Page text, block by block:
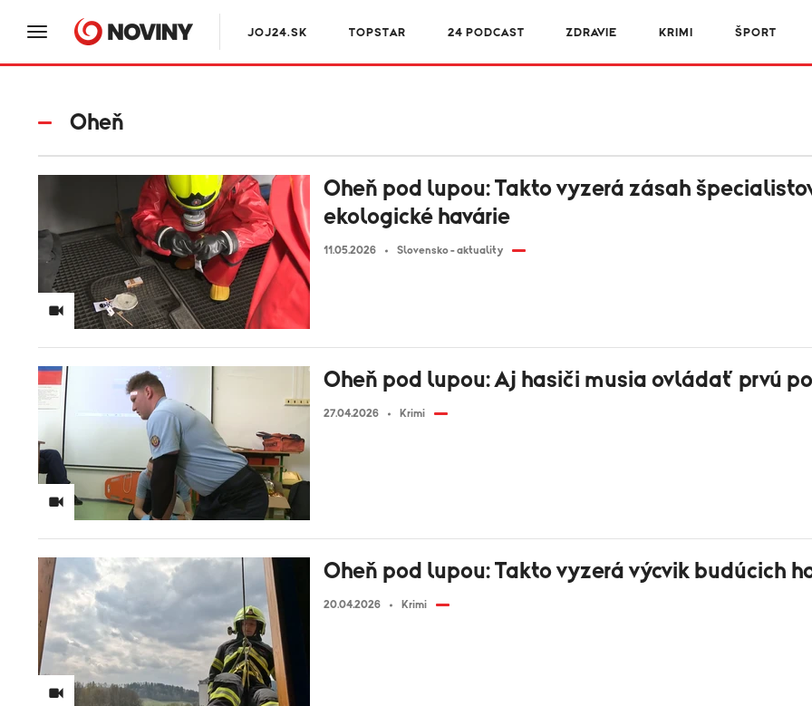
JOJ24.SK TOPSTAR 24 PODCAST ZDRAVIE KRIMI ŠPORT
Oheň
Oheň pod lupou: Takto vyzerá zásah
ekologické havárie
11.05.2026 Slovensko - aktuality
Oheň pod lupou: Aj hasiči musia ovládať prvú
27.04.2026 Krimi
Oheň pod lupou: Takto vyzerá výcvik budúcich
20.04.2026 Krimi